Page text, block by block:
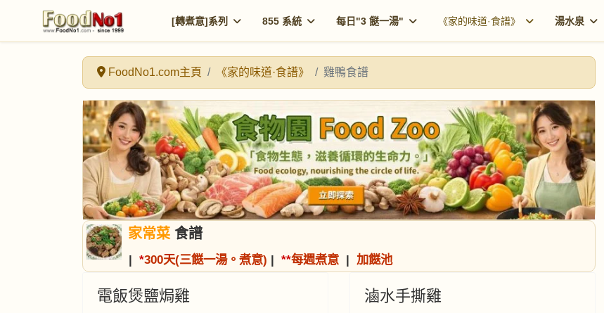
[轉煮意]系列 855 系統 每日"3 餸一湯" 《家的味道·食譜》 湯水泉
FoodNo1.com主頁 《家的味道·食譜》 雞鴨食譜
家常菜 食譜
| *300天(三餸一湯。煮意) | **每週煮意 | 加餸池
電飯煲鹽焗雞 滷水手撕雞